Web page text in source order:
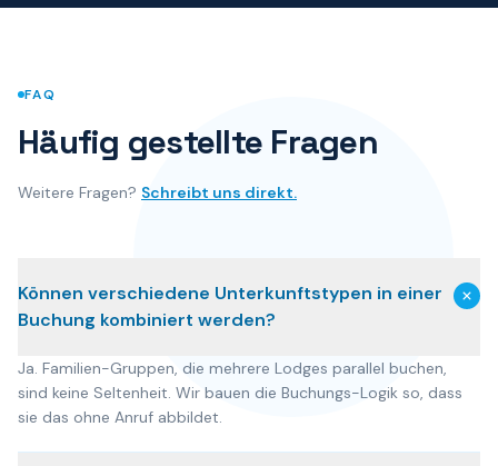
FAQ
Häufig gestellte Fragen
Weitere Fragen? Schreibt uns direkt.
Können verschiedene Unterkunftstypen in einer
Buchung kombiniert werden?
Ja. Familien-Gruppen, die mehrere Lodges parallel buchen,
sind keine Seltenheit. Wir bauen die Buchungs-Logik so, dass
sie das ohne Anruf abbildet.